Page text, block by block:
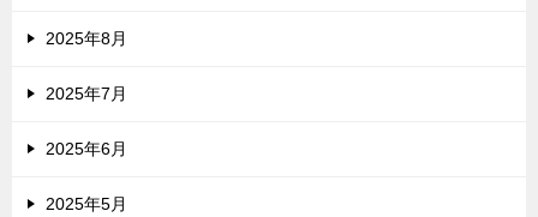
2025年8月
2025年7月
2025年6月
2025年5月